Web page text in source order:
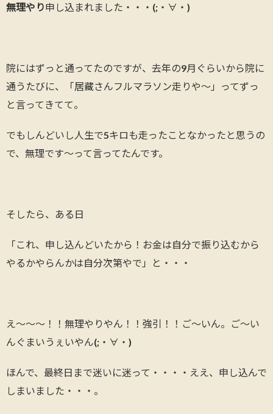
無理やり申し込まれました・・・(;・∀・)
院にはずっと通ってたのですが、去年の9月ぐらいから院に
通うたびに、「居藏さんフルマラソン走りや～」ってずっ
と言ってきてて。
でもしんどいし人生で5キロも走ったことなかったと思うの
で、無理です～って言ってたんです。
そしたら、ある日
「これ、申し込んどいたから！お金は自分で振り込むから
やるかやらんかは自分次第やで」と・・・
え～～～！！無理やりやん！！強引！！ご～いん。ご～い
んぐまいうぇいやん(;・∀・)
ほんで、最終日まで迷いに迷って・・・・ええ、申し込んで
しまいました・・・。